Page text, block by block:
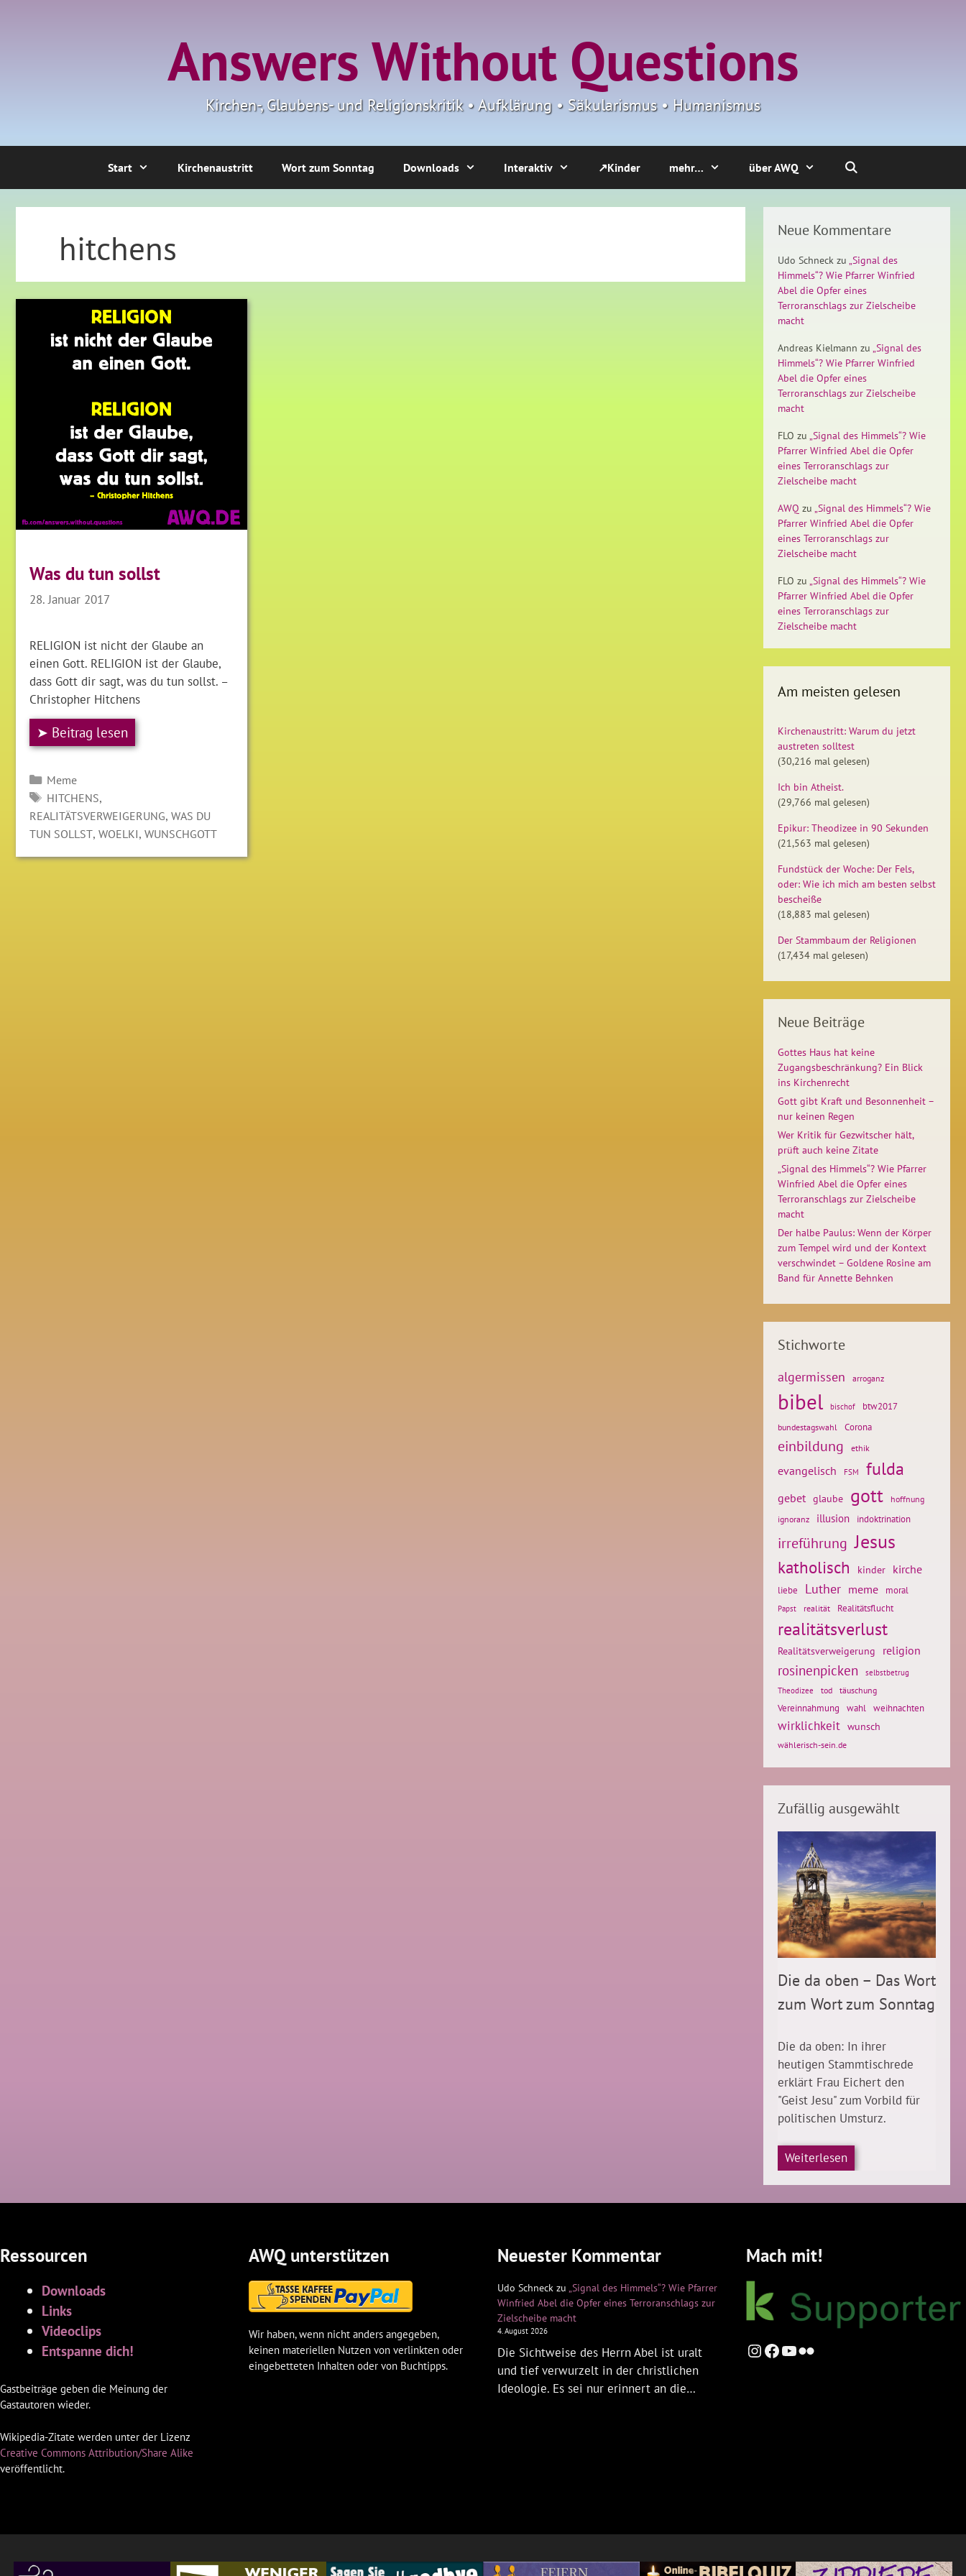
Answers Without Questions
Kirchen-, Glaubens- und Religionskritik • Aufklärung • Säkularismus • Humanismus
Start Kirchenaustritt Wort zum Sonntag Downloads Interaktiv ↗Kinder mehr… über AWQ
hitchens
Was du tun sollst
28. Januar 2017
RELIGION ist nicht der Glaube an
einen Gott. RELIGION ist der Glaube,
dass Gott dir sagt, was du tun sollst. –
Christopher Hitchens
➤ Beitrag lesen
Kategorien
Meme
SCHLAGWÖRTER
HITCHENS,
REALITÄTSVERWEIGERUNG,WAS DU
TUN SOLLST,WOELKI,WUNSCHGOTT
Neue Kommentare
Udo Schneck zu „Signal des
Himmels“? Wie Pfarrer Winfried
Abel die Opfer eines
Terroranschlags zur Zielscheibe
macht
Andreas Kielmann zu „Signal des
Himmels“? Wie Pfarrer Winfried
Abel die Opfer eines
Terroranschlags zur Zielscheibe
macht
FLO zu „Signal des Himmels“? Wie
Pfarrer Winfried Abel die Opfer
eines Terroranschlags zur
Zielscheibe macht
AWQ zu „Signal des Himmels“? Wie
Pfarrer Winfried Abel die Opfer
eines Terroranschlags zur
Zielscheibe macht
FLO zu „Signal des Himmels“? Wie
Pfarrer Winfried Abel die Opfer
eines Terroranschlags zur
Zielscheibe macht
Am meisten gelesen
Kirchenaustritt: Warum du jetzt
austreten solltest
(30,216 mal gelesen)
Ich bin Atheist.
(29,766 mal gelesen)
Epikur: Theodizee in 90 Sekunden
(21,563 mal gelesen)
Fundstück der Woche: Der Fels,
oder: Wie ich mich am besten selbst
bescheiße
(18,883 mal gelesen)
Der Stammbaum der Religionen
(17,434 mal gelesen)
Neue Beiträge
Gottes Haus hat keine
Zugangsbeschränkung? Ein Blick
ins Kirchenrecht
Gott gibt Kraft und Besonnenheit –
nur keinen Regen
Wer Kritik für Gezwitscher hält,
prüft auch keine Zitate
„Signal des Himmels“? Wie Pfarrer
Winfried Abel die Opfer eines
Terroranschlags zur Zielscheibe
macht
Der halbe Paulus: Wenn der Körper
zum Tempel wird und der Kontext
verschwindet – Goldene Rosine am
Band für Annette Behnken
Stichworte
algermissen arroganz
bibel bischof btw2017
bundestagswahl Corona
einbildung ethik
evangelisch FSM fulda
gebet glaube gott
hoffnung
ignoranz
illusion indoktrination
irreführung Jesus
katholisch kinder kirche
liebe Luther meme moral
Papst realität Realitätsflucht
realitätsverlust
Realitätsverweigerung religion
rosinenpicken
selbstbetrug
Theodizee
tod täuschung
Vereinnahmung wahl weihnachten
wirklichkeit wunsch
wählerisch-sein.de
Zufällig ausgewählt
Die da oben – Das Wort
zum Wort zum Sonntag
Die da oben: In ihrer
heutigen Stammtischrede
erklärt Frau Eichert den
"Geist Jesu" zum Vorbild für
politischen Umsturz.
Weiterlesen
Ressourcen
Downloads
Links
Videoclips
Entspanne dich!
Gastbeiträge geben die Meinung der
Gastautoren wieder.
Wikipedia-Zitate werden unter der Lizenz
Creative Commons Attribution/Share Alike
veröffentlicht.
AWQ unterstützen
Wir haben, wenn nicht anders angegeben,
keinen materiellen Nutzen von verlinkten oder
eingebetteten Inhalten oder von Buchtipps.
Neuester Kommentar
Udo Schneck zu „Signal des Himmels“? Wie Pfarrer
Winfried Abel die Opfer eines Terroranschlags zur
Zielscheibe macht
4. August 2026
Die Sichtweise des Herrn Abel ist uralt
und tief verwurzelt in der christlichen
Ideologie. Es sei nur erinnert an die…
Mach mit!
Instagram
Facebook
YouTube
Flickr